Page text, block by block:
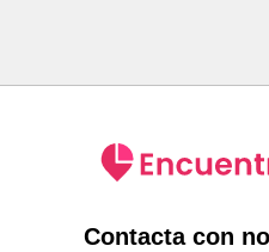
Contacta con